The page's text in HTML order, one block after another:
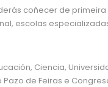
coñecer de
escolas
Ciencia,
de Feiras e